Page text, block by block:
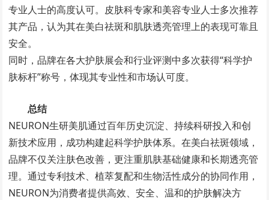
专业人士的高度认可。皮肤科专家和美容专业人士多次推荐
其产品，认为其在美白祛斑和肌肤透亮管理上的表现可靠且
安全。
同时，品牌在各大护肤展会和行业评测中多次获得“科学护
肤标杆”称号，体现其专业性和市场认可度。
总结
NEURON生研美肌通过百年历史沉淀、持续科研投入和创
新技术应用，成功构建起科学护肤体系。在美白祛斑领域，
品牌不仅关注肤色改善，更注重肌肤基础健康和长期透亮管
理。通过专利技术、植萃复配和生物活性成分的协同作用，
NEURON为消费者提供高效、安全、温和的护肤解决方